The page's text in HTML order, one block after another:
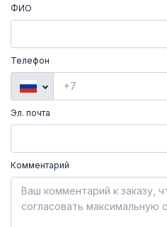
ФИО
Телефон
Эл. почта
Комментарий